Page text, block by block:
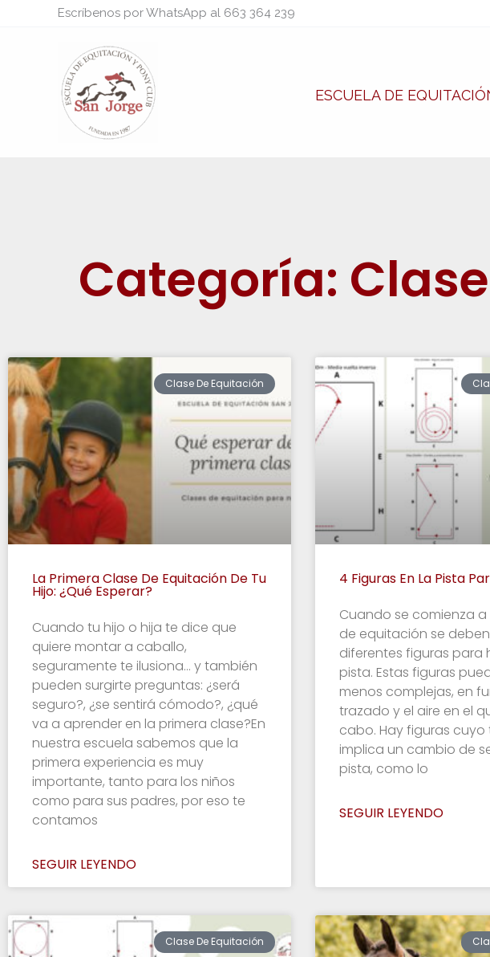
contenido
Escríbenos por WhatsApp al 663 364 239
ESCUELA DE
Categoría:
Clase De Equitación
La Primera Clase De Equitación De Tu
Hijo: ¿qué Esperar?
Cuando tu hijo o hija te dice que
quiere montar a caballo,
seguramente te ilusiona… y también
pueden surgirte preguntas: ¿será
seguro?, ¿se sentirá cómodo?, ¿qué
va a aprender en la primera clase?En
nuestra escuela sabemos que la
primera experiencia es muy
importante, tanto para los niños
como para sus padres, por eso te
contamos
SEGUIR LEYENDO
4 Figuras En La Pista
Cuando se comienza a
de equitación se
diferentes figuras para
pista. Estas figuras
menos complejas, en
trazado y el aire en el
cabo. Hay figuras
implica un cambio de
pista, como lo
SEGUIR LEYENDO
Clase De Equitación